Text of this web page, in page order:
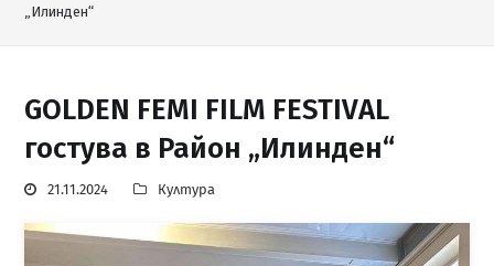
„Илинден“
GOLDEN FEMI FILM FESTIVAL
гостува в Район „Илинден“
21.11.2024 Култура